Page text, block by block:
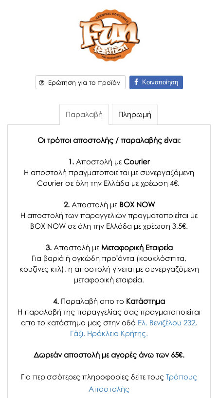
Ερώτηση για το προϊόν Κοινοποίηση
Παραλαβή Πληρωμή
Οι τρόποι αποστολής / παραλαβής είναι:
1. Αποστολή με Courier
Η αποστολή πραγματοποιείται με συνεργαζόμενη
Courier σε όλη την Ελλάδα με χρέωση 4€.
2. Αποστολή μεBOX NOW
Η αποστολή των παραγγελιών πραγματοποιείται με
BOX NOW σε όλη την Ελλάδα με χρέωση 3,5€.
3. Αποστολή μεΜεταφορική Εταιρεία
Για βαριά ή ογκώδη προϊόντα (κουκλόσπιτα,
κουζίνες κτλ), η αποστολή γίνεται με συνεργαζόμενη
μεταφορική εταιρεία.
4. Παραλαβή απο το Κατάστημα
H παραλαβή της παραγγελίας σας πραγματοποιείται
απο το κατάστημα μας στην οδό Ελ. Βενιζέλου 232,
Γάζι, Ηράκλειο Κρήτης.
Δωρεάν αποστολή με αγορές άνω των 65€.
Για περισσότερες πληροφορίες δείτε τους Τρόπους
Αποστολής